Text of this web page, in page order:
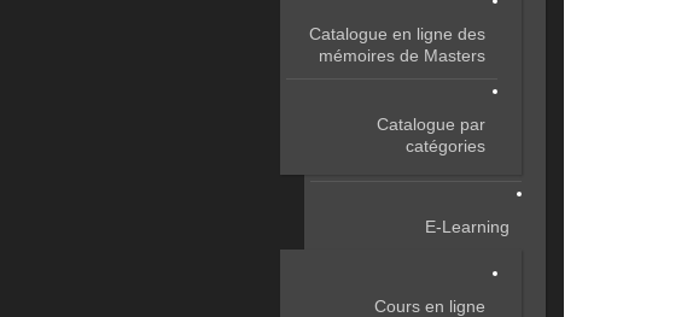
Catalogue en ligne des
mémoires de Masters
Catalogue par
catégories
E-Learning
Cours en ligne